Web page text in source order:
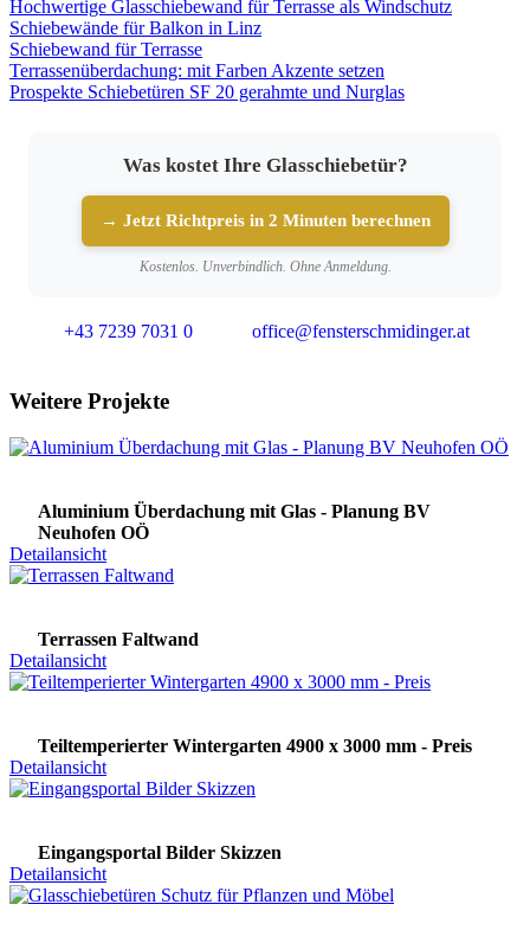
Hochwertige Glasschiebewand für Terrasse als Windschutz
Schiebewände für Balkon in Linz
Schiebewand für Terrasse
Terrassenüberdachung: mit Farben Akzente setzen
Prospekte Schiebetüren SF 20 gerahmte und Nurglas
Was kostet Ihre Glasschiebetür?
→ Jetzt Richtpreis in 2 Minuten berechnen
Kostenlos. Unverbindlich. Ohne Anmeldung.
+43 7239 7031 0 office@fensterschmidinger.at
Weitere Projekte
Aluminium Überdachung mit Glas - Planung BV
Neuhofen OÖ
Detailansicht
Terrassen Faltwand
Detailansicht
Teiltemperierter Wintergarten 4900 x 3000 mm - Preis
Detailansicht
Eingangsportal Bilder Skizzen
Detailansicht